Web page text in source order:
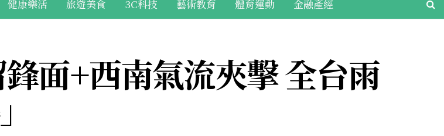
健康樂活 旅遊美食 3C科技 藝術教育 體育運動 金融產經
面+西南氣流夾擊 全台雨